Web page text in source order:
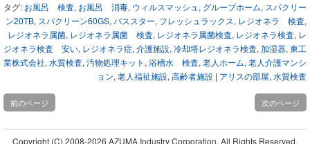
タグ: お風呂 検査, お風呂 消毒, ウィルスマッシュ , グループホーム, スパクリー
ン20TB, スパクリーン60GS, バススター, フレッシュラックス, レジオネラ 検査,
レジオネラ属菌, レジオネラ属菌 検査, レジオネラ属菌検査, レジオネラ検査, レ
ジオネラ検査 安い, レジオネラ症, 介護施設, 冷却塔レジオネラ検査, 加湿器, 東工
業株式会社, 水質検査, 汚物処理キット , 浴槽水 検査, 老人ホーム, 老人介護マンシ
ョン, 老人福祉施設, 高齢者施設 | アリスの部屋, 水質検査
前のページ 次のページ
Copyright (C) 2008-2026 AZUMA Industry Corporation. All Rights Reserved.